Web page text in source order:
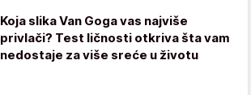
Koja slika Van Goga vas najviše
privlači? Test ličnosti otkriva šta vam
nedostaje za više sreće u životu